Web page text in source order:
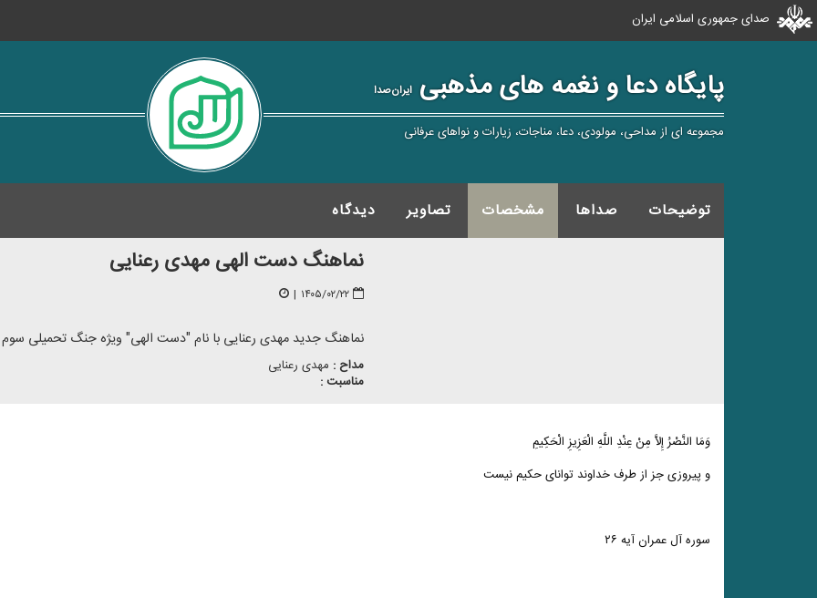
صدای جمهوری اسلامی ایران
پایگاه دعا و نغمه های مذهبی ایران‌صدا
مجموعه ای از مداحی، مولودی، دعا، مناجات، زیارات و نواهای عرفانی
توضیحات صداها مشخصات تصاویر دیدگاه
نماهنگ دست الهی مهدی رعنایی
۱۴۰۵/۰۲/۲۲ |
نماهنگ جدید مهدی رعنایی با نام "دست الهی" ویژه جنگ تحمیلی
مداح : مهدی رعنایی
مناسبت :
وَمَا النَّصْرُ إِلاَّ مِنْ عِنْدِ اللَّهِ الْعَزِیزِ الْحَکِیمِ
و پیروزی جز از طرف خداوند توانای حکیم نیست
سوره آل عمران آیه ۲۶